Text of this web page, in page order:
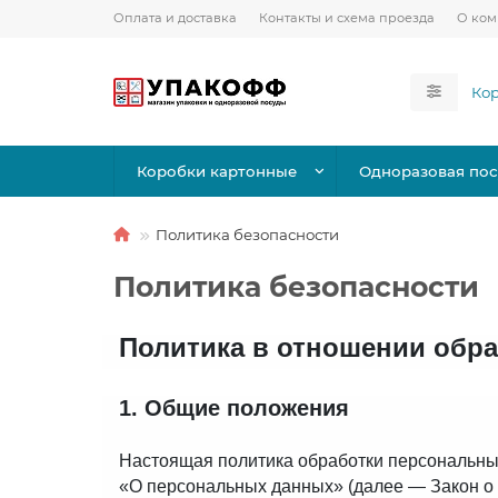
Оплата и доставка Контакты и схема проезда О
Коробки картонные Одноразовая
Политика безопасности
Политика безопасности
Политика в отношении
1. Общие положения
Настоящая политика обработки
«О персональных данных» (далее — Закон о